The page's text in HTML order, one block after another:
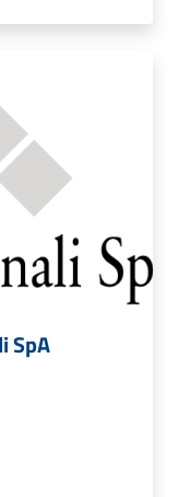
SpA